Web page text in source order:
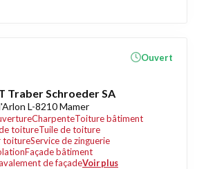
Traber Schroeder SA
L-8210 Mamer
CharpenteToiture bâtiment
toitureTuile de toiture
toitureService de zinguerie
Façade bâtiment
de façadeVoir plus
Ouvert